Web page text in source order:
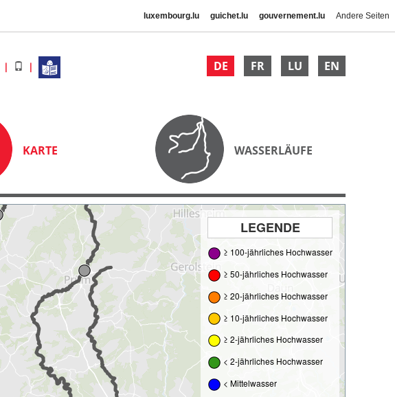
luxembourg.lu guichet.lu gouvernement.lu Andere Seiten
DE FR LU EN
KARTE WASSERLÄUFE
LEGENDE
≥ 100-jährliches Hochwasser
≥ 50-jährliches Hochwasser
≥ 20-jährliches Hochwasser
≥ 10-jährliches Hochwasser
≥ 2-jährliches Hochwasser
< 2-jährliches Hochwasser
< Mittelwasser